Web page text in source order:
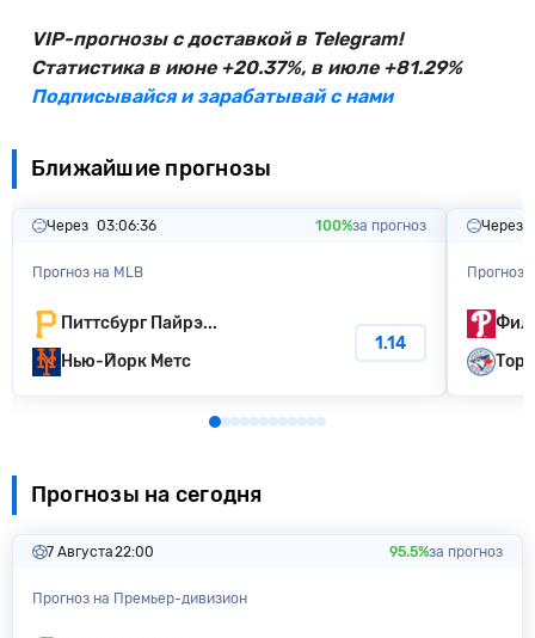
VIP-прогнозы с доставкой в Telegram!
Статистика в июне +20.37%, в июле +81.29%
Подписывайся и зарабатывай с нами
Ближайшие прогнозы
Через 03:06:35 100%за прогноз
Прогноз на MLB
Питтсбург Пайрэ...
Нью-Йорк Метс
1.14
Через
Прогноз
Прогнозы на сегодня
7 Августа22:00 95.5%за прогноз
Прогноз на Премьер-дивизион